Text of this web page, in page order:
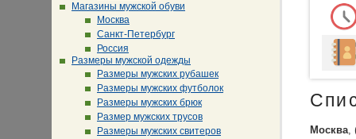
Магазины мужской обуви
Москва
Санкт-Петербург
Россия
Размеры мужской одежды
Размеры мужских рубашек
Размеры мужских футболок
Размеры мужских брюк
Размер мужских трусов
Размеры мужских свитеров
Москва,